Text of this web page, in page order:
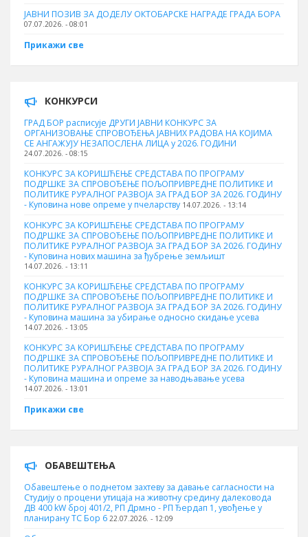
ЈАВНИ ПОЗИВ ЗА ДОДЕЛУ ОКТOБАРСКЕ НАГРАДЕ ГРАДА БОРА
07.07.2026. - 08:01
Прикажи све
КОНКУРСИ
ГРАД БОР расписује ДРУГИ ЈАВНИ КОНКУРС ЗА
ОРГАНИЗОВАЊЕ СПРОВОЂЕЊА ЈАВНИХ РАДОВА НА КОЈИМА
СЕ АНГАЖУЈУ НЕЗАПОСЛЕНА ЛИЦА у 2026. ГОДИНИ
24.07.2026. - 08:15
КОНКУРС ЗА КОРИШЋЕЊЕ СРЕДСТАВА ПО ПРОГРАМУ
ПОДРШКЕ ЗА СПРОВОЂЕЊЕ ПОЉОПРИВРЕДНЕ ПОЛИТИКЕ И
ПОЛИТИКЕ РУРАЛНОГ РАЗВОЈА ЗА ГРАД БОР ЗА 2026. ГОДИНУ
- Куповина нове опреме у пчеларству 14.07.2026. - 13:14
КОНКУРС ЗА КОРИШЋЕЊЕ СРЕДСТАВА ПО ПРОГРАМУ
ПОДРШКЕ ЗА СПРОВОЂЕЊЕ ПОЉОПРИВРЕДНЕ ПОЛИТИКЕ И
ПОЛИТИКЕ РУРАЛНОГ РАЗВОЈА ЗА ГРАД БОР ЗА 2026. ГОДИНУ
- Куповина нових машина за ђубрење земљишт
14.07.2026. - 13:11
КОНКУРС ЗА КОРИШЋЕЊЕ СРЕДСТАВА ПО ПРОГРАМУ
ПОДРШКЕ ЗА СПРОВОЂЕЊЕ ПОЉОПРИВРЕДНЕ ПОЛИТИКЕ И
ПОЛИТИКЕ РУРАЛНОГ РАЗВОЈА ЗА ГРАД БОР ЗА 2026. ГОДИНУ
- Куповинa машина за убирање односно скидање усева
14.07.2026. - 13:05
КОНКУРС ЗА КОРИШЋЕЊЕ СРЕДСТАВА ПО ПРОГРАМУ
ПОДРШКЕ ЗА СПРОВОЂЕЊЕ ПОЉОПРИВРЕДНЕ ПОЛИТИКЕ И
ПОЛИТИКЕ РУРАЛНОГ РАЗВОЈА ЗА ГРАД БОР ЗА 2026. ГОДИНУ
- Куповина машина и опреме за наводњавање усева
14.07.2026. - 13:01
Прикажи све
ОБАВЕШТЕЊА
Обавештење о поднетом захтеву за давање сагласности на
Студију о процени утицаја на животну средину далековода
ДВ 400 kW број 401/2, РП Дрмно - РП Ђердап 1, увођење у
планирану ТС Бор 6 22.07.2026. - 12:09